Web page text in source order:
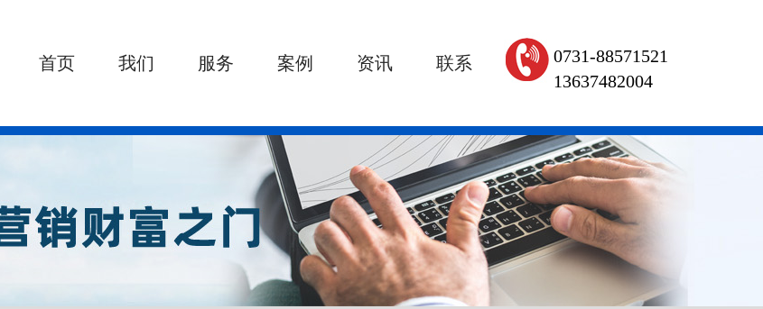
首页 我们 服务 案例 资讯 联系
0731-88571521
13637482004